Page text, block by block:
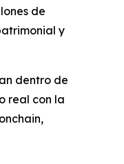
de
y
dentro de
real con la